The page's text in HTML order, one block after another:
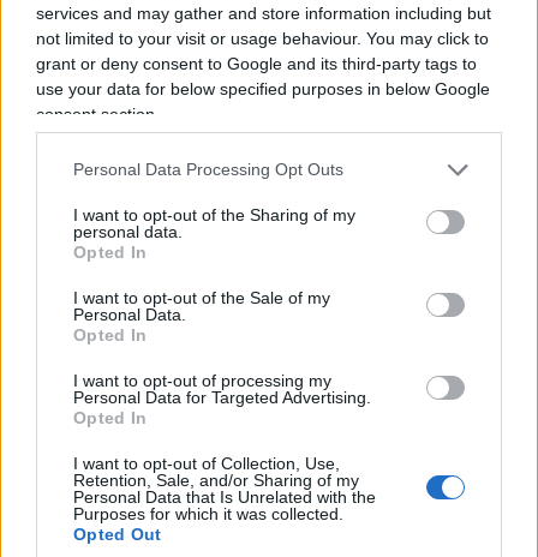
services and may gather and store information including but
not limited to your visit or usage behaviour. You may click to
grant or deny consent to Google and its third-party tags to
use your data for below specified purposes in below Google
consent section.
Personal Data Processing Opt Outs
I want to opt-out of the Sharing of my
personal data.
Opted In
I want to opt-out of the Sale of my
Personal Data.
Opted In
I want to opt-out of processing my
Personal Data for Targeted Advertising.
Opted In
I want to opt-out of Collection, Use,
Retention, Sale, and/or Sharing of my
Personal Data that Is Unrelated with the
Purposes for which it was collected.
Opted Out
Netflix mira a rilevare Warner Bros Discovery. Il
presidente ha spiegato che «si tratta di una quota
di mercato importante. Potrebbe essere un
problema», aggiungendo che consulterà «alcuni
e che «sarò coinvolto anche in quella decisione».
Si tratta di una presa di posizione rara per la Casa
Bianca, storicamente cauta nel commentare
Mercato in allerta e probabilità di
chiusura in caduta libera
Le parole di Trump hanno avuto un impatto
immediato sulle aspettative degli investitori. Le
scommesse su Polymarket indicano ora solo il